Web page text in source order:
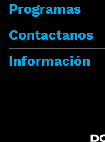
Programas
Contactanos
Información